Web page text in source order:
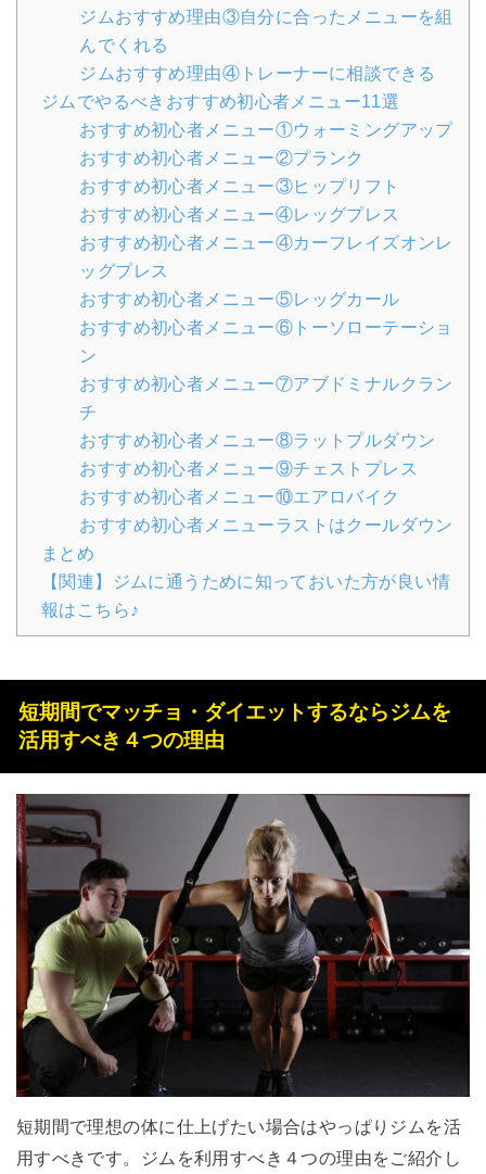
ジムおすすめ理由③自分に合ったメニューを組
んでくれる
ジムおすすめ理由④トレーナーに相談できる
ジムでやるべきおすすめ初心者メニュー11選
おすすめ初心者メニュー①ウォーミングアップ
おすすめ初心者メニュー②プランク
おすすめ初心者メニュー③ヒップリフト
おすすめ初心者メニュー④レッグプレス
おすすめ初心者メニュー④カーフレイズオンレ
ッグプレス
おすすめ初心者メニュー⑤レッグカール
おすすめ初心者メニュー⑥トーソローテーショ
ン
おすすめ初心者メニュー⑦アブドミナルクラン
チ
おすすめ初心者メニュー⑧ラットプルダウン
おすすめ初心者メニュー⑨チェストプレス
おすすめ初心者メニュー⑩エアロバイク
おすすめ初心者メニューラストはクールダウン
まとめ
【関連】ジムに通うために知っておいた方が良い情
報はこちら♪
短期間でマッチョ・ダイエットするならジムを
活用すべき４つの理由
短期間で理想の体に仕上げたい場合はやっぱりジムを活
用すべきです。ジムを利用すべき４つの理由をご紹介し